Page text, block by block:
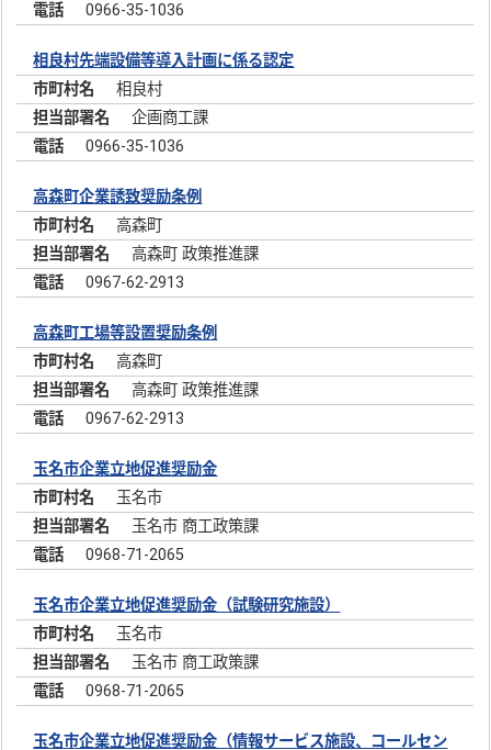
0966-35-1036
相良村先端設備等導入計画に係る認定
相良村
企画商工課
0966-35-1036
高森町企業誘致奨励条例
高森町
高森町 政策推進課
0967-62-2913
高森町工場等設置奨励条例
高森町
高森町 政策推進課
0967-62-2913
玉名市企業立地促進奨励金
玉名市
玉名市 商工政策課
0968-71-2065
玉名市企業立地促進奨励金（試験研究施設）
玉名市
玉名市 商工政策課
0968-71-2065
玉名市企業立地促進奨励金（情報サービス施設、コールセン